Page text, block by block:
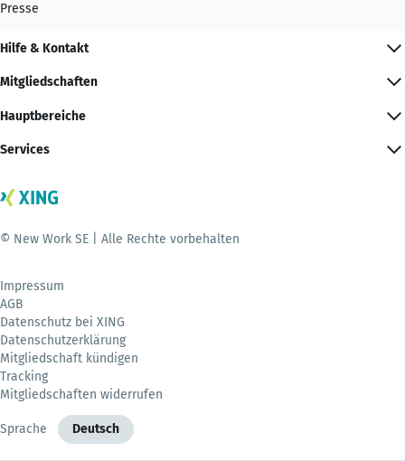
Presse
Hilfe & Kontakt
Mitgliedschaften
Hauptbereiche
Services
© New Work SE | Alle Rechte vorbehalten
Impressum
AGB
Datenschutz bei XING
Datenschutzerklärung
Mitgliedschaft kündigen
Tracking
Mitgliedschaften widerrufen
Sprache Deutsch